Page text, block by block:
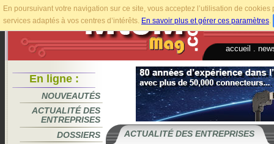
En poursuivant votre navigation sur ce site, vous acceptez l’utilisation de
services adaptés à vos centres d’intérêts. En savoir plus et gérer ces paramètres.
accueil
En ligne :
NOUVEAUTÉS
ACTUALITÉ DES
ENTREPRISES
DOSSIERS
ACTUALITÉ DES ENTREPRISES